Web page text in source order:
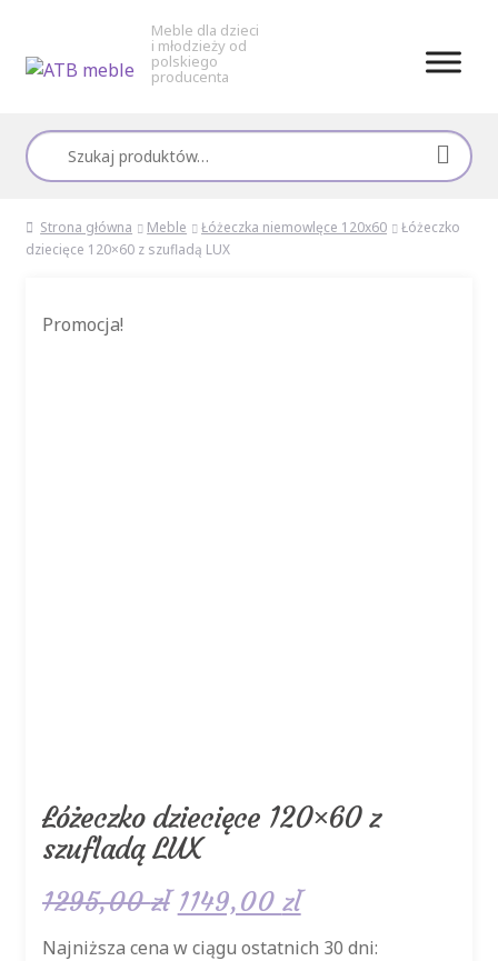
nawigacji
treści
Meble dla dzieci
i młodzieży od
polskiego
producenta
Szukaj:
Strona główna Meble Łóżeczka niemowlęce 120x60
Łóżeczko
dziecięce 120×60 z szufladą LUX
Promocja!
Łóżeczko dziecięce 120×60 z
szufladą LUX
1295,00zł Pierwotna
cena
1149,00 złAktualna
cena
Najniższa cena w ciągu ostatnich 30 dni: